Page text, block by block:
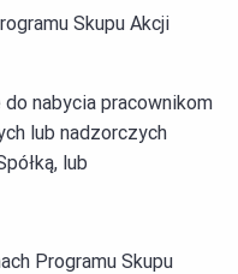
Skupu Akcji
nabycia pracownikom
lub nadzorczych
lub
Programu Skupu